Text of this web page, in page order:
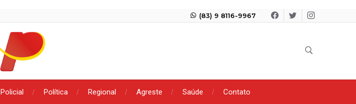
(83) 9 8116-9967
Policial Política Regional Agreste Saúde Contato